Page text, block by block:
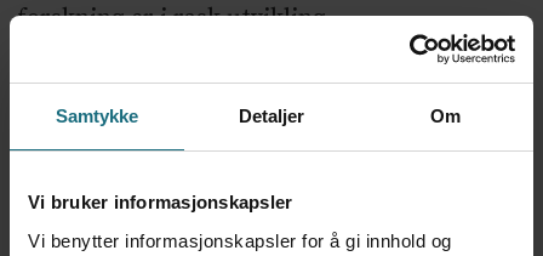
Samtykke Detaljer Om
Vi bruker informasjonskapsler
Vi benytter informasjonskapsler for å gi innhold og
forskning er i rask utvikling.
Baby og badevann
For å sikre mest mulig nyttig forsking, er det
viktig å stille krav - både før og etter en
studie. Nullfunn er viktige både i